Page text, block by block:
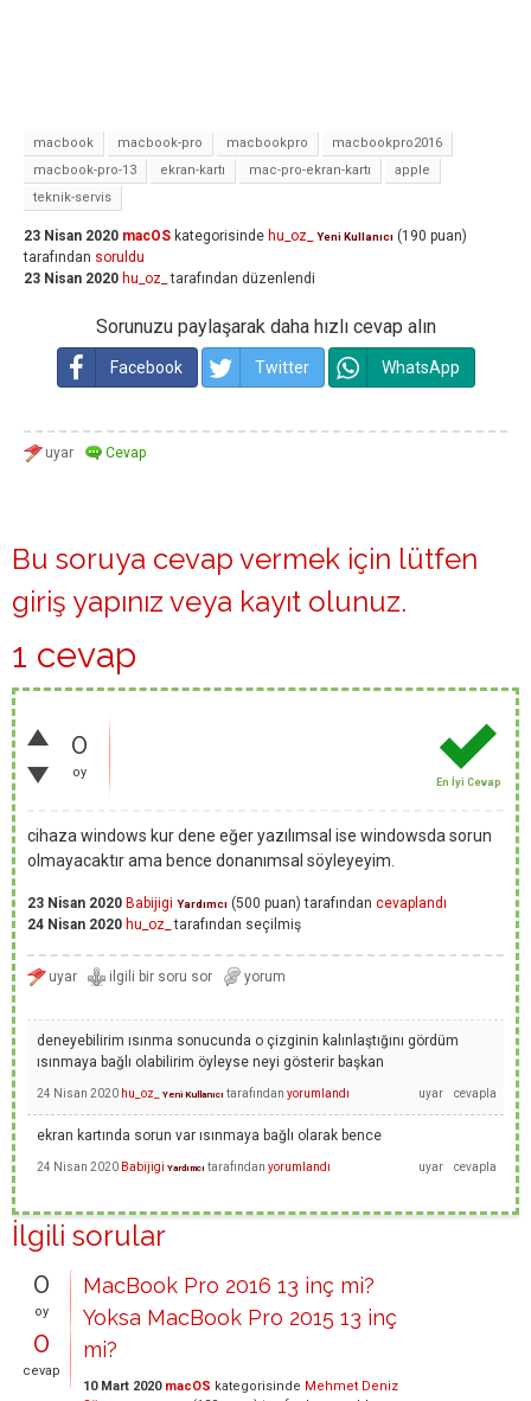
macbook macbook-pro macbookpro
macbookpro2016
macbook-pro-13
ekran-kartı mac-pro-ekran-kartı
apple
teknik-servis
23 Nisan 2020 macOS kategorisinde hu_oz_ Yeni Kullanıcı (190 puan)
tarafından soruldu
23 Nisan 2020 hu_oz_ tarafından düzenlendi
Sorunuzu paylaşarak daha hızlı cevap alın
Facebook Twitter WhatsApp
Bu soruya cevap vermek için lütfen
giriş yapınız veya kayıt olunuz.
1 cevap
0
oy
En İyi Cevap
cihaza windows kur dene eğer yazılımsal ise windowsda sorun
olmayacaktır ama bence donanımsal söyleyeyim.
23 Nisan 2020 Babijigi Yardımcı (500 puan) tarafından cevaplandı
24 Nisan 2020 hu_oz_ tarafından seçilmiş
deneyebilirim ısınma sonucunda o çizginin kalınlaştığını gördüm
ısınmaya bağlı olabilirim öyleyse neyi gösterir başkan
24 Nisan 2020 hu_oz_ Yeni Kullanıcı tarafından yorumlandı
ekran kartında sorun var ısınmaya bağlı olarak bence
24 Nisan 2020 Babijigi Yardımcı tarafından yorumlandı
İlgili sorular
0
oy
0
cevap
MacBook Pro 2016 13 inç mi?
Yoksa MacBook Pro 2015 13 inç
mi?
10 Mart 2020 macOS kategorisinde Mehmet Deniz